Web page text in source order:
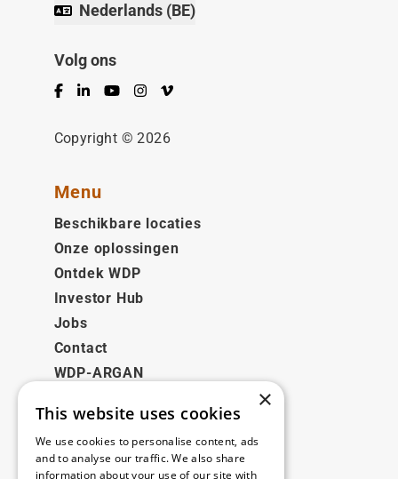
Nederlands (BE)
Volg ons
Facebook
LinkedInYouTubeInstagram
Vimeo
Copyright © 2026
Menu
Beschikbare locaties
Onze oplossingen
Ontdek WDP
Investor Hub
Jobs
Contact
WDP-ARGAN
Juridisch
Disclaimer
×
This website uses cookies
We use cookies to personalise content, ads
and to analyse our traffic. We also share
information about your use of our site with